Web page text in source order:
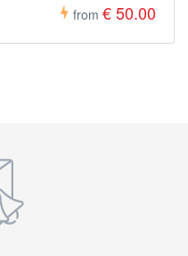
from € 50.00